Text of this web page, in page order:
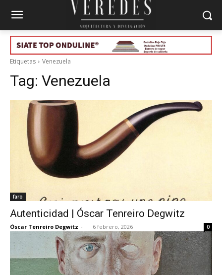
Etiquetas Venezuela
Tag: Venezuela
faro
Autenticidad | Óscar Tenreiro Degwitz
Óscar Tenreiro Degwitz - 6 febrero, 2026 0